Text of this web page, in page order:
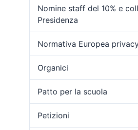
Nomine staff del 10% e
Presidenza
Normativa Europea
Organici
Patto per la scuola
Petizioni